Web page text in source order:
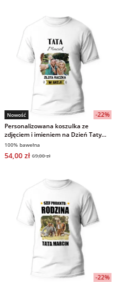
Nowość
-22%
Personalizowana koszulka ze
zdjęciem i imieniem na Dzień Taty
biała męska
100% bawełna
54,00 zł 69,00 zł
-22%